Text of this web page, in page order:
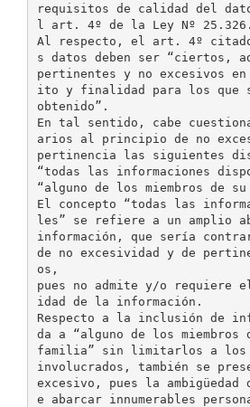
requisitos de calidad del
l art. 4º de la Ley Nº 25.326.
Al respecto, el art. 4º
s datos deben ser “ciertos,
pertinentes y no excesivos
ito y finalidad para los que
obtenido”.
En tal sentido, cabe
arios al principio de no
pertinencia las siguientes
“todas las informaciones
“alguno de los miembros de
El concepto “todas las
les” se refiere a un amplio
información, que sería
de no excesividad y de
os,
pues no admite y/o requiere
idad de la información.
Respecto a la inclusión de
da a “alguno de los miembros
familia” sin limitarlos a los
involucrados, también se
excesivo, pues la ambigüedad
e abarcar innumerables